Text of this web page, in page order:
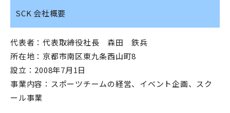
SCK 会社概要
代表者：代表取締役社長 森田 鉄兵
所在地：京都市南区東九条西山町8
設立：2008年7月1日
事業内容：スポーツチームの経営、イベント企画、スク
ール事業